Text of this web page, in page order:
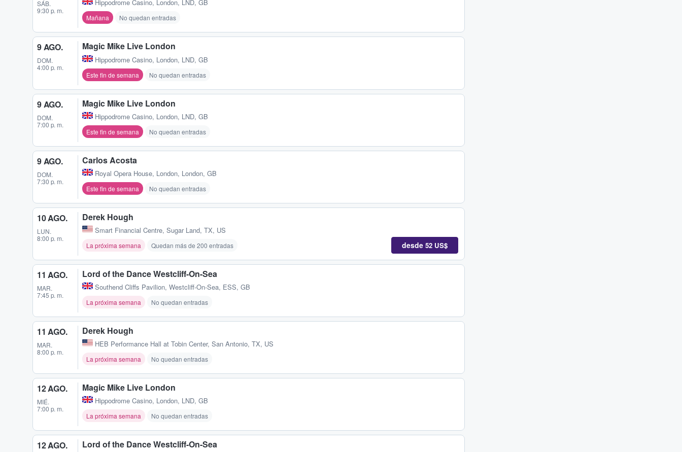
SÁB.
9:30 p. m.
Hippodrome Casino, London, LND, GB
Mañana No quedan entradas
9 AGO.
DOM.
4:00 p. m.
Magic Mike Live London
Hippodrome Casino, London, LND, GB
Este fin de semana No quedan entradas
9 AGO.
DOM.
7:00 p. m.
Magic Mike Live London
Hippodrome Casino, London, LND, GB
Este fin de semana No quedan entradas
9 AGO.
DOM.
7:30 p. m.
Carlos Acosta
Royal Opera House, London, London, GB
Este fin de semana No quedan entradas
10 AGO.
LUN.
8:00 p. m.
Derek Hough
Smart Financial Centre, Sugar Land, TX, US
La próxima semana Quedan más de 200 entradas desde 52 US$
11 AGO.
MAR.
7:45 p. m.
Lord of the Dance Westcliff-On-Sea
Southend Cliffs Pavilion, Westcliff-On-Sea, ESS, GB
La próxima semana No quedan entradas
11 AGO.
MAR.
8:00 p. m.
Derek Hough
HEB Performance Hall at Tobin Center, San Antonio, TX, US
La próxima semana No quedan entradas
12 AGO.
MIÉ.
7:00 p. m.
Magic Mike Live London
Hippodrome Casino, London, LND, GB
La próxima semana No quedan entradas
12 AGO. Lord of the Dance Westcliff-On-Sea